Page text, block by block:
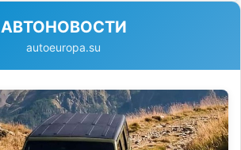
АВТОНОВОСТИ
autoeuropa.su